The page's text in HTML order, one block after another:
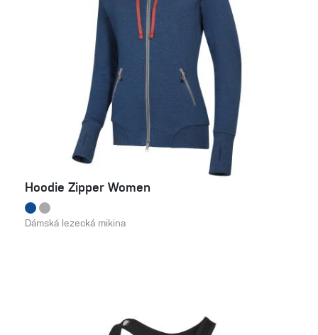
Hoodie Zipper Women
Dámská lezecká mikina